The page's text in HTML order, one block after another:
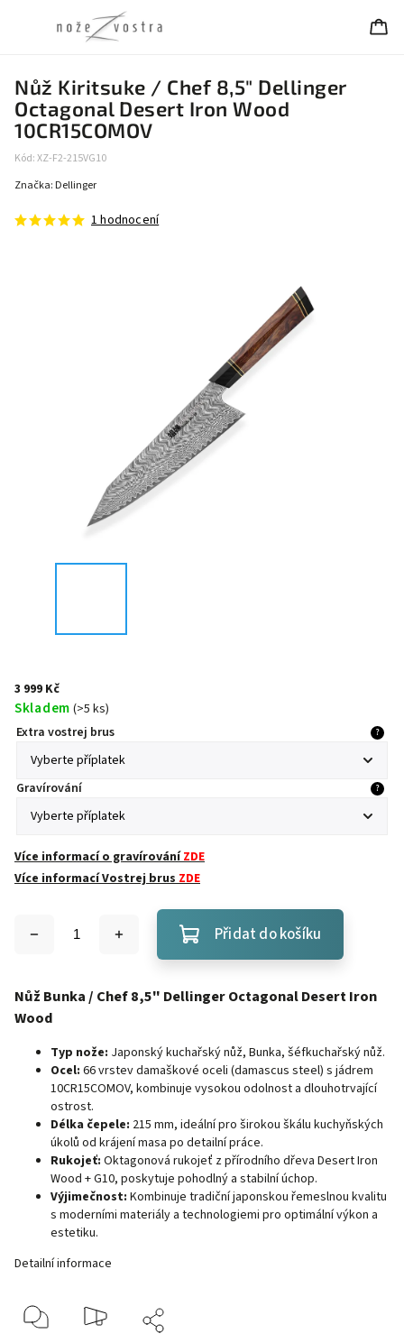
Nůž Kiritsuke / Chef 8,5" Dellinger
Octagonal Desert Iron Wood
10CR15COMOV
Kód:XZ-F2-215VG10
1 hodnocení
Značka: Dellinger
3 999 Kč
Skladem (>5 ks)
Extra vostrej brus
?
Gravírování ?
Více informací o gravírováníZDE
Více informací Vostrej brusZDE
Přidat do košíku
Nůž Bunka / Chef 8,5" Dellinger Octagonal Desert Iron
Wood
Typ nože: Japonský kuchařský nůž, Bunka, šéfkuchařský nůž.
Ocel: 66 vrstev damaškové oceli (damascus steel) s jádrem
10CR15COMOV, kombinuje vysokou odolnost a dlouhotrvající
ostrost.
Délka čepele: 215 mm, ideální pro širokou škálu kuchyňských
úkolů od krájení masa po detailní práce.
Rukojeť: Oktagonová rukojeť z přírodního dřeva Desert Iron
Wood + G10, poskytuje pohodlný a stabilní úchop.
Výjimečnost: Kombinuje tradiční japonskou řemeslnou kvalitu
s moderními materiály a technologiemi pro optimální výkon a
estetiku.
Detailní informace